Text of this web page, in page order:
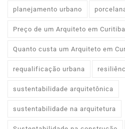
planejamento urbano
Preço de um Arquiteto em Curitiba
Quanto custa um Arquiteto em
requalificação urbana
sustentabilidade arquitetônica
sustentabilidade na arquitetura